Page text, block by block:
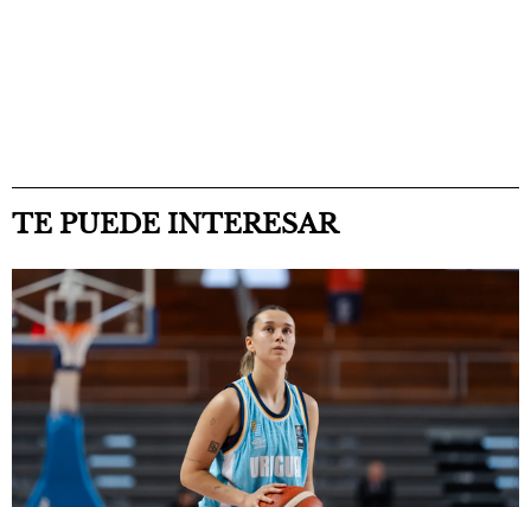
TE PUEDE INTERESAR